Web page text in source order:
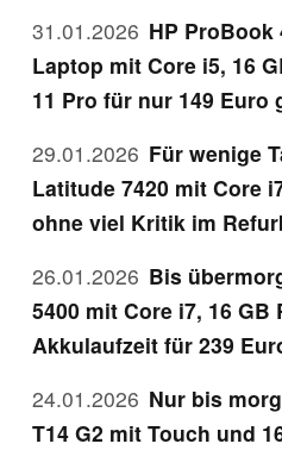
31.01.2026 HP ProBook
Laptop mit Core i5, 16
11 Pro für nur 149 Euro
29.01.2026 Für wenige
Latitude 7420 mit Core
ohne viel Kritik im
26.01.2026 Bis
5400 mit Core i7, 16 GB
Akkulaufzeit für 239
24.01.2026 Nur bis
T14 G2 mit Touch und